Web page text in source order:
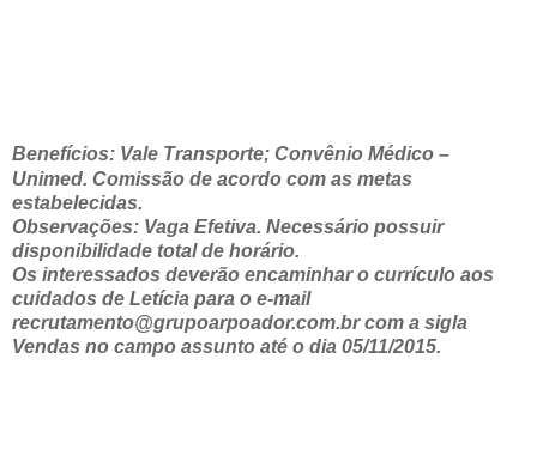
Benefícios: Vale Transporte; Convênio Médico –
Unimed. Comissão de acordo com as metas
estabelecidas.
Observações: Vaga Efetiva. Necessário possuir
disponibilidade total de horário.
Os interessados deverão encaminhar o currículo aos
cuidados de Letícia para o e-mail
recrutamento@grupoarpoador.com.br com a sigla
Vendas no campo assunto até o dia 05/11/2015.